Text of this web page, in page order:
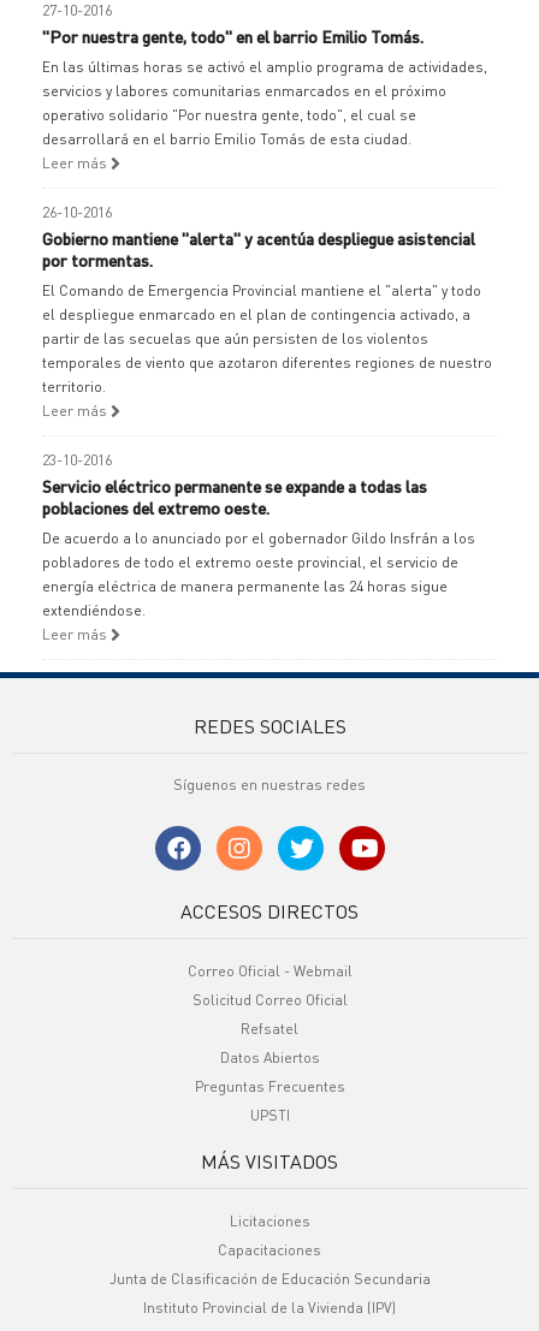
27-10-2016
"Por nuestra gente, todo" en el barrio Emilio Tomás.
En las últimas horas se activó el amplio programa de actividades,
servicios y labores comunitarias enmarcados en el próximo
operativo solidario "Por nuestra gente, todo", el cual se
desarrollará en el barrio Emilio Tomás de esta ciudad.
Leer más
26-10-2016
Gobierno mantiene "alerta" y acentúa despliegue asistencial
por tormentas.
El Comando de Emergencia Provincial mantiene el "alerta" y todo
el despliegue enmarcado en el plan de contingencia activado, a
partir de las secuelas que aún persisten de los violentos
temporales de viento que azotaron diferentes regiones de nuestro
territorio.
Leer más
23-10-2016
Servicio eléctrico permanente se expande a todas las
poblaciones del extremo oeste.
De acuerdo a lo anunciado por el gobernador Gildo Insfrán a los
pobladores de todo el extremo oeste provincial, el servicio de
energía eléctrica de manera permanente las 24 horas sigue
extendiéndose.
Leer más
REDES SOCIALES
Síguenos en nuestras redes
ACCESOS DIRECTOS
Correo Oficial - Webmail
Solicitud Correo Oficial
Refsatel
Datos Abiertos
Preguntas Frecuentes
UPSTI
MÁS VISITADOS
Licitaciones
Capacitaciones
Junta de Clasificación de Educación Secundaria
Instituto Provincial de la Vivienda (IPV)